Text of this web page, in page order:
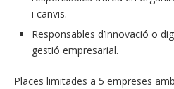
i canvis.
Responsables d’innovació o
gestió empresarial.
Places limitades a 5 empreses